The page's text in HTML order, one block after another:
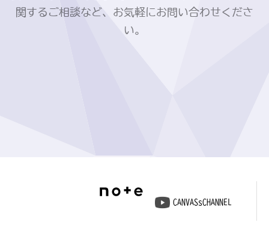
関するご相談など、お気軽にお問い合わせくださ
い。
CANVASsCHANNEL